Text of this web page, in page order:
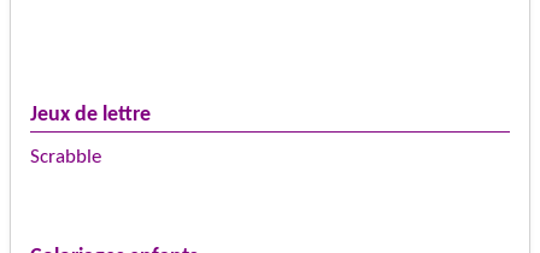
Jeux de lettre
Scrabble